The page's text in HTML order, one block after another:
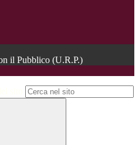
il Pubblico (U.R.P.)